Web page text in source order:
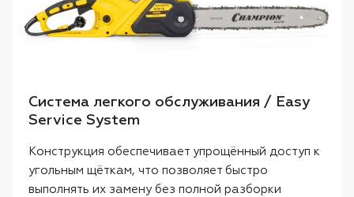
Система легкого обслуживания / Easy
Service System
Конструкция обеспечивает упрощённый доступ к
угольным щёткам, что позволяет быстро
выполнять их замену без полной разборки